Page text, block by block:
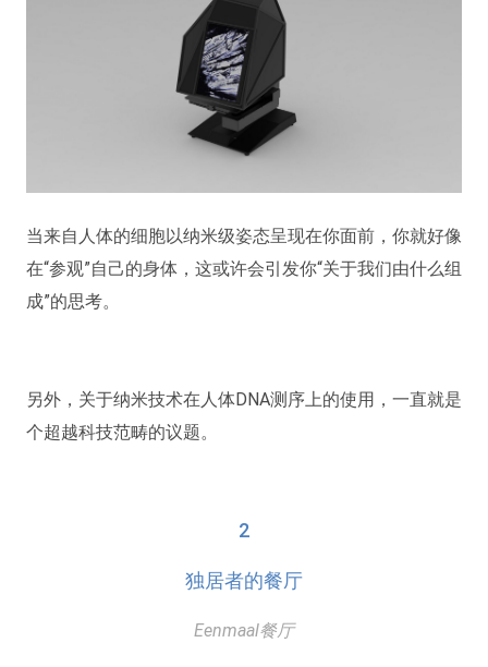
当来自人体的细胞以纳米级姿态呈现在你面前，你就好像
在“参观”自己的身体，这或许会引发你“关于我们由什么组
成”的思考。
另外，关于纳米技术在人体DNA测序上的使用，一直就是
个超越科技范畴的议题。
2
独居者的餐厅
Eenmaal餐厅